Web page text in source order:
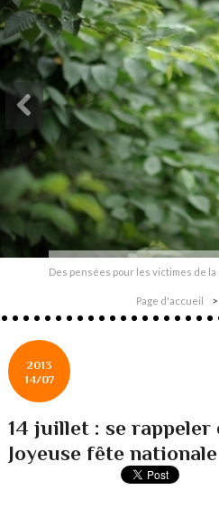
Des pensées pour les victimes de
Page d'accueil
2013
14/07
14 juillet : se rappeler
Joyeuse fête